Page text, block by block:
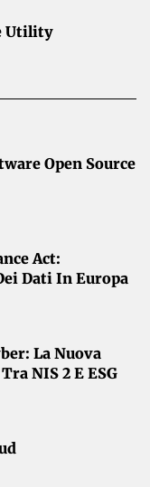
Utility
Open Source
Act:
Dati In Europa
La Nuova
NIS 2 E ESG